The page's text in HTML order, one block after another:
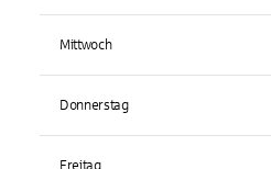
Mittwoch
Donnerstag
Freitag